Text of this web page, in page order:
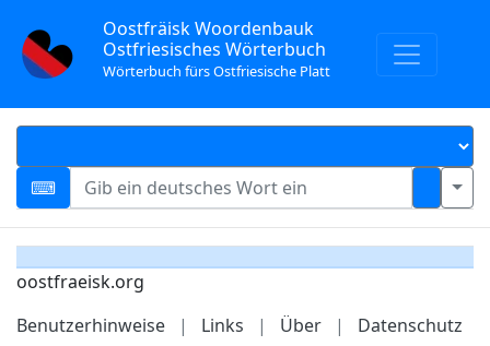
Oostfräisk Woordenbauk
Ostfriesisches Wörterbuch
Wörterbuch fürs Ostfriesische Platt
oostfraeisk.org
Benutzerhinweise
| Links | Über | Datenschutz